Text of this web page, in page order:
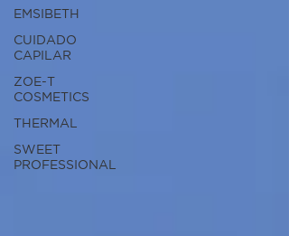
EMSIBETH
CUIDADO
CAPILAR
ZOE-T
COSMETICS
THERMAL
SWEET
PROFESSIONAL